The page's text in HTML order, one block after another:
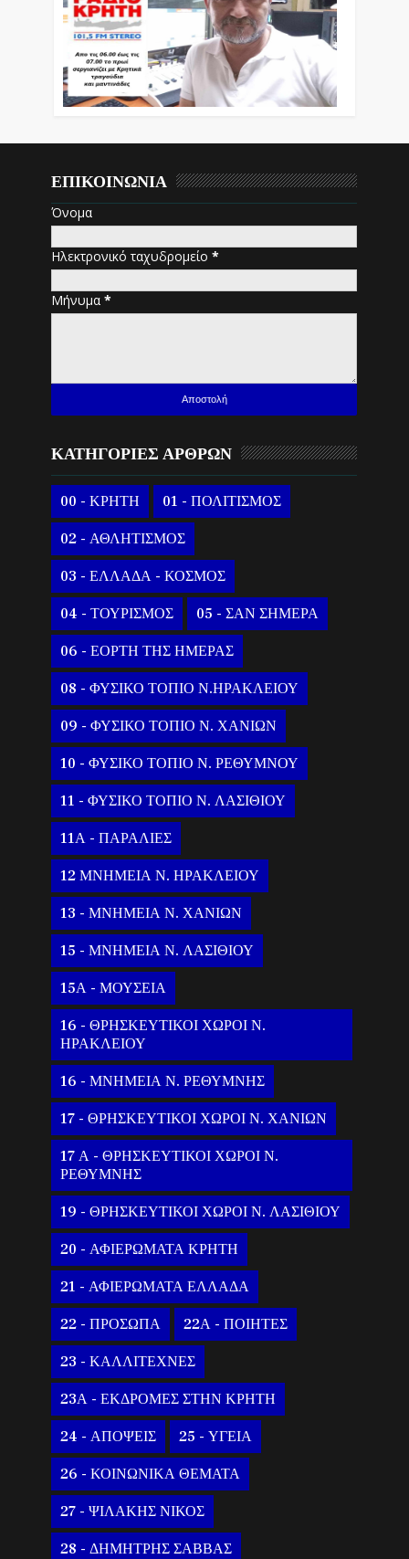
ΕΠΙΚΟΙΝΩΝΙΑ
Όνομα
Ηλεκτρονικό ταχυδρομείο*
Μήνυμα*
ΚΑΤΗΓΟΡΙΕΣ ΑΡΘΡΩΝ
00 - ΚΡΗΤΗ 01 - ΠΟΛΙΤΙΣΜΟΣ
02 - ΑΘΛΗΤΙΣΜΟΣ
03 - ΕΛΛΑΔΑ - ΚΟΣΜΟΣ
04 - ΤΟΥΡΙΣΜΟΣ 05 - ΣΑΝ ΣΗΜΕΡΑ
06 - ΕΟΡΤΗ ΤΗΣ ΗΜΕΡΑΣ
08 - ΦΥΣΙΚΟ ΤΟΠΙΟ Ν.ΗΡΑΚΛΕΙΟΥ
09 - ΦΥΣΙΚΟ ΤΟΠΙΟ Ν. ΧΑΝΙΩΝ
10 - ΦΥΣΙΚΟ ΤΟΠΙΟ Ν. ΡΕΘΥΜΝΟΥ
11 - ΦΥΣΙΚΟ ΤΟΠΙΟ Ν. ΛΑΣΙΘΙΟΥ
11Α - ΠΑΡΑΛΙΕΣ
12 ΜΝΗΜΕΙΑ Ν. ΗΡΑΚΛΕΙΟΥ
13 - ΜΝΗΜΕΙΑ Ν. ΧΑΝΙΩΝ
15 - ΜΝΗΜΕΙΑ Ν. ΛΑΣΙΘΙΟΥ
15Α - ΜΟΥΣΕΙΑ
16 - ΘΡΗΣΚΕΥΤΙΚΟΙ ΧΩΡΟΙ Ν.
ΗΡΑΚΛΕΙΟΥ
16 - ΜΝΗΜΕΙΑ Ν. ΡΕΘΥΜΝΗΣ
17 - ΘΡΗΣΚΕΥΤΙΚΟΙ ΧΩΡΟΙ Ν. ΧΑΝΙΩΝ
17 Α - ΘΡΗΣΚΕΥΤΙΚΟΙ ΧΩΡΟΙ Ν.
ΡΕΘΥΜΝΗΣ
19 - ΘΡΗΣΚΕΥΤΙΚΟΙ ΧΩΡΟΙ Ν. ΛΑΣΙΘΙΟΥ
20 - ΑΦΙΕΡΩΜΑΤΑ ΚΡΗΤΗ
21 - ΑΦΙΕΡΩΜΑΤΑ ΕΛΛΑΔΑ
22 - ΠΡΟΣΩΠΑ 22Α - ΠΟΙΗΤΕΣ
23 - ΚΑΛΛΙΤΕΧΝΕΣ
23Α - ΕΚΔΡΟΜΕΣ ΣΤΗΝ ΚΡΗΤΗ
24 - ΑΠΟΨΕΙΣ 25 - ΥΓΕΙΑ
26 - ΚΟΙΝΩΝΙΚΑ ΘΕΜΑΤΑ
27 - ΨΙΛΑΚΗΣ ΝΙΚΟΣ
28 - ΔΗΜΗΤΡΗΣ ΣΑΒΒΑΣ